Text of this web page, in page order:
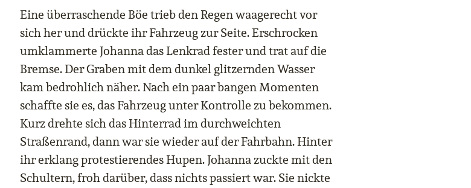
Eine überraschende Böe trieb den Regen waagerecht vor
sich her und drückte ihr Fahrzeug zur Seite. Erschrocken
umklammerte Johanna das Lenkrad fester und trat auf die
Bremse. Der Graben mit dem dunkel glitzernden Wasser
kam bedrohlich näher. Nach ein paar bangen Momenten
schaffte sie es, das Fahrzeug unter Kontrolle zu bekommen.
Kurz drehte sich das Hinterrad im durchweichten
Straßenrand, dann war sie wieder auf der Fahrbahn. Hinter
ihr erklang protestierendes Hupen. Johanna zuckte mit den
Schultern, froh darüber, dass nichts passiert war. Sie nickte